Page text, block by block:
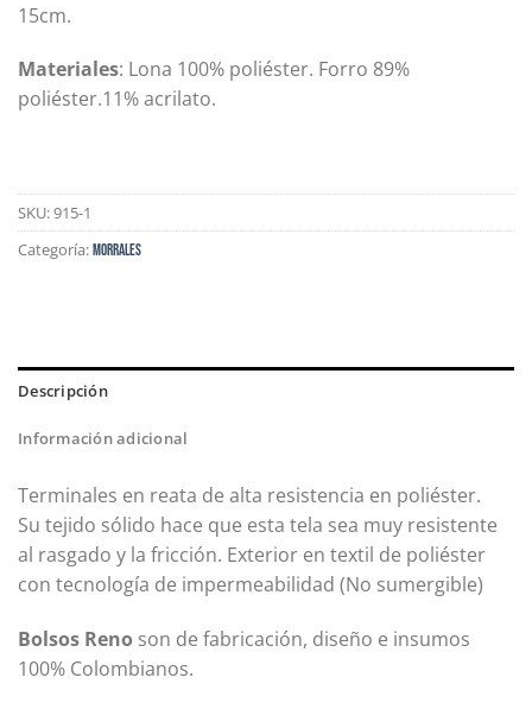
15cm.
Materiales: Lona 100% poliéster. Forro 89%
poliéster.11% acrilato.
SKU:915-1
Categoría: Morrales
Descripción
Información adicional
Terminales en reata de alta resistencia en poliéster.
Su tejido sólido hace que esta tela sea muy resistente
al rasgado y la fricción. Exterior en textil de poliéster
con tecnología de impermeabilidad (No sumergible)
Bolsos Reno son de fabricación, diseño e insumos
100% Colombianos.